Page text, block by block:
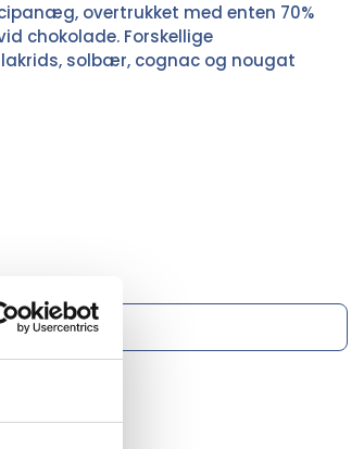
overtrukket med enten 70%
chokolade. Forskellige
solbær, cognac og nougat